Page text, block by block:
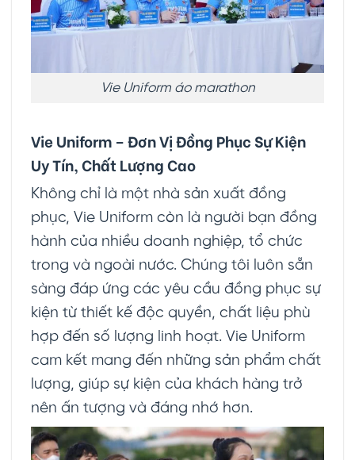
Vie Uniform áo marathon
Vie Uniform – Đơn Vị Đồng Phục Sự Kiện
Uy Tín, Chất Lượng Cao
Không chỉ là một nhà sản xuất đồng
phục, Vie Uniform còn là người bạn đồng
hành của nhiều doanh nghiệp, tổ chức
trong và ngoài nước. Chúng tôi luôn sẵn
sàng đáp ứng các yêu cầu đồng phục sự
kiện từ thiết kế độc quyền, chất liệu phù
hợp đến số lượng linh hoạt. Vie Uniform
cam kết mang đến những sản phẩm chất
lượng, giúp sự kiện của khách hàng trở
nên ấn tượng và đáng nhớ hơn.